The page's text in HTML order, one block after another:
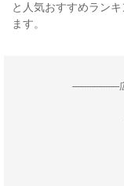
と人気おすすめラン
ます。